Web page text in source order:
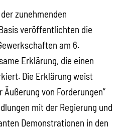
zunehmenden
veröffentlichten die
am 6.
Erklärung, die einen
Die Erklärung weist
Äußerung von Forderungen”
mit der Regierung und
Demonstrationen in den